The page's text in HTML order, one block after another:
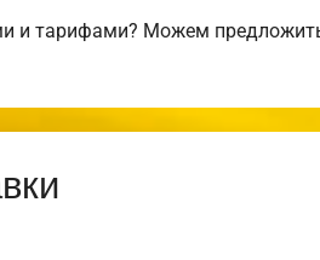
и тарифами? Можем